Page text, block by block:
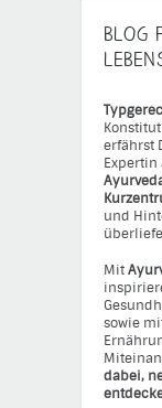
BLOG
erfährst
Expertin
und
Mit
sowie
dabei,